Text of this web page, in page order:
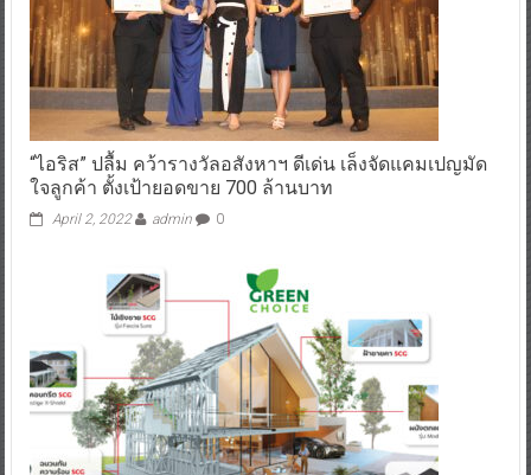
“ไอริส” ปลื้ม คว้ารางวัลอสังหาฯ ดีเด่น เล็งจัดแคมเปญมัด
ใจลูกค้า ตั้งเป้ายอดขาย 700 ล้านบาท
April 2, 2022 admin 0